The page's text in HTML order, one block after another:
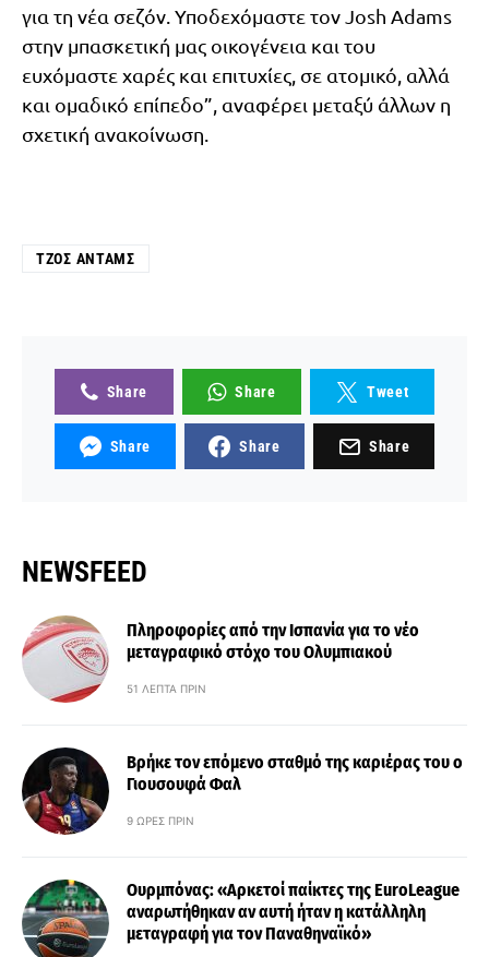
για τη νέα σεζόν. Υποδεχόμαστε τον Josh Adams
στην μπασκετική μας οικογένεια και του
ευχόμαστε χαρές και επιτυχίες, σε ατομικό, αλλά
και ομαδικό επίπεδο”, αναφέρει μεταξύ άλλων η
σχετική ανακοίνωση.
ΤΖΟΣ ΆΝΤΑΜΣ
Share Share Tweet
Share Share Share
NEWSFEED
Πληροφορίες από την Ισπανία για το νέο
μεταγραφικό στόχο του Ολυμπιακού
51 ΛΕΠΤΆ ΠΡΙΝ
Βρήκε τον επόμενο σταθμό της καριέρας του ο
Γιουσουφά Φαλ
9 ΏΡΕΣ ΠΡΙΝ
Ουρμπόνας: «Αρκετοί παίκτες της EuroLeague
αναρωτήθηκαν αν αυτή ήταν η κατάλληλη
μεταγραφή για τον Παναθηναϊκό»